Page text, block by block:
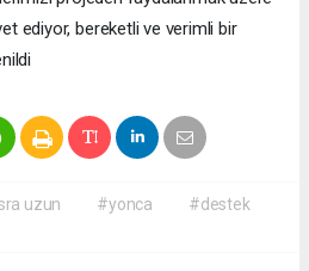
ediyor, bereketli ve verimli bir
uzun #yonca
#destek